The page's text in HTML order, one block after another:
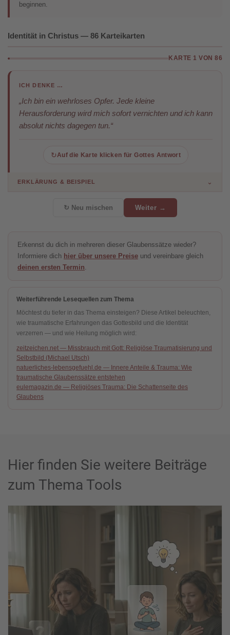
beginnen.
Identität in Christus — 86 Karteikarten
KARTE 1 VON86
ICH DENKE …
„Ich bin ein wehrloses Opfer. Jede kleine
Herausforderung wird mich sofort vernichten und ich kann
absolut nichts dagegen tun.“
↻ Auf die Karte klicken für Gottes Antwort
ERKLÄRUNG & BEISPIEL ⌄
(die Fähigkeit, Dinge selbst zu lösen) zerstört. Der Klient
fühlt sich dem Leben völlig passiv ausgeliefert.
Wenn im Alltag eine Autopanne passiert, reagiert der Klient
nicht mit lösungsorientiertem Handeln, sondern verfällt sofort
in eine tiefe Verzweiflung, Starre und völlige
Handlungsunfähigkeit.
↻ Neu mischen Weiter →
Erkennst du dich in mehreren dieser Glaubenssätze wieder?
Informiere dich hier über unsere Preise und vereinbare gleich
deinen ersten Termin.
Weiterführende Lesequellen zum Thema
Möchtest du tiefer in das Thema einsteigen? Diese Artikel beleuchten,
wie traumatische Erfahrungen das Gottesbild und die Identität
verzerren — und wie Heilung möglich wird:
zeitzeichen.net — Missbrauch mit Gott: Religiöse Traumatisierung und
Selbstbild (Michael Utsch)
natuerliches-lebensgefuehl.de — Innere Anteile & Trauma: Wie
traumatische Glaubenssätze entstehen
eulemagazin.de — Religiöses Trauma: Die Schattenseite des
Glaubens
Hier finden Sie weitere Beiträge
zum Thema Tools